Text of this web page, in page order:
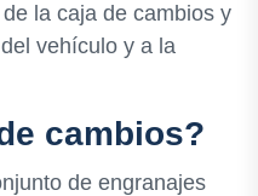
la caja de cambios y
vehículo y a la
cambios?
de engranajes